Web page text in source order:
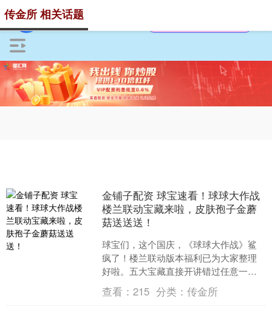
传金所 相关话题
金铺子配资 球宝速看！球球大作战
楼兰联动宝藏来啦，皮肤孢子金蘑
菇送送送！
球宝们，这个国庆，《球球大作战》鲨
疯了！楼兰联动版本福利已为大家整理
好啦。五大宝藏直接开讲错过任意一个
都得拍断大腿！ 宝藏一：联动皮肤10月1
日上线立即送！ 本....
查看：215 分类：传金所